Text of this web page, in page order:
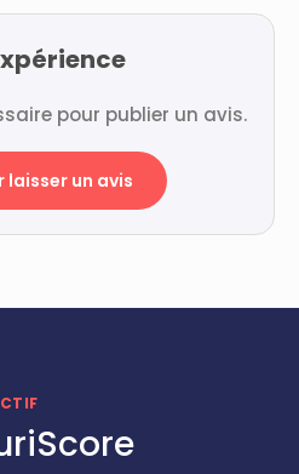
pour publier un avis.
laisser un avis